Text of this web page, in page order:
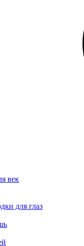
век
для глаз